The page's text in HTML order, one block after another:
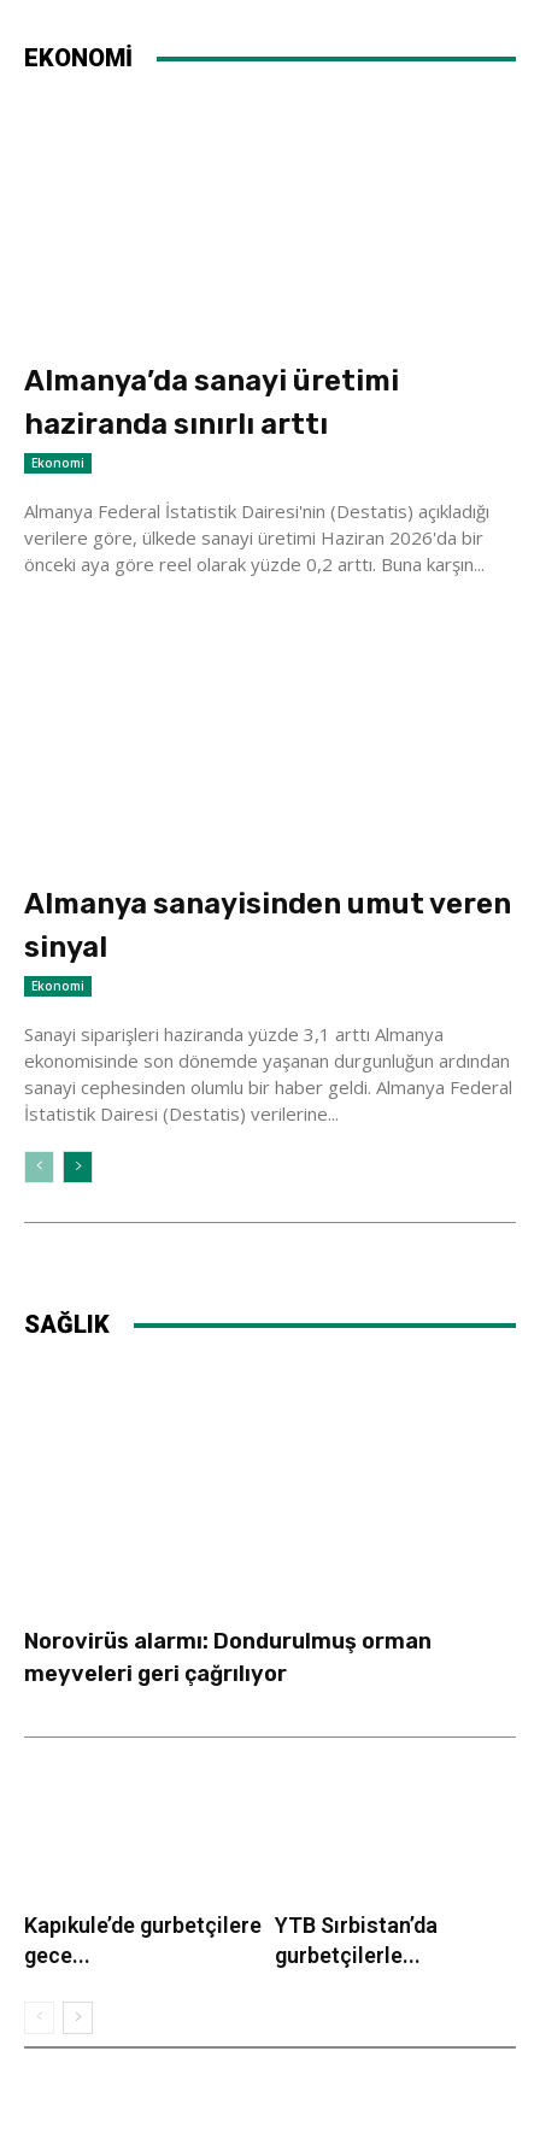
EKONOMİ
Almanya’da sanayi üretimi
haziranda sınırlı arttı
Ekonomi
Almanya Federal İstatistik Dairesi'nin (Destatis) açıkladığı
verilere göre, ülkede sanayi üretimi Haziran 2026'da bir
önceki aya göre reel olarak yüzde 0,2 arttı. Buna karşın...
Almanya sanayisinden umut veren
sinyal
Ekonomi
Sanayi siparişleri haziranda yüzde 3,1 arttı Almanya
ekonomisinde son dönemde yaşanan durgunluğun ardından
sanayi cephesinden olumlu bir haber geldi. Almanya Federal
İstatistik Dairesi (Destatis) verilerine...
SAĞLIK
Norovirüs alarmı: Dondurulmuş orman
meyveleri geri çağrılıyor
Kapıkule’de gurbetçilere
gece...
YTB Sırbistan’da
gurbetçilerle...